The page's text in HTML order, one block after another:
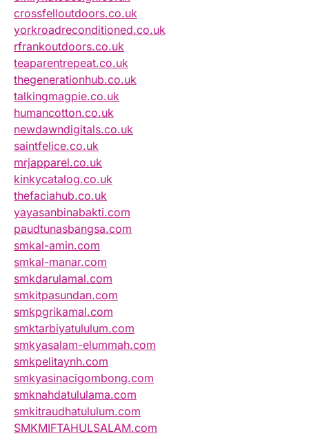
crossfelloutdoors.co.uk
yorkroadreconditioned.co.uk
rfrankoutdoors.co.uk
teaparentrepeat.co.uk
thegenerationhub.co.uk
talkingmagpie.co.uk
humancotton.co.uk
newdawndigitals.co.uk
saintfelice.co.uk
mrjapparel.co.uk
kinkycatalog.co.uk
thefaciahub.co.uk
yayasanbinabakti.com
paudtunasbangsa.com
smkal-amin.com
smkal-manar.com
smkdarulamal.com
smkitpasundan.com
smkpgrikamal.com
smktarbiyatululum.com
smkyasalam-elummah.com
smkpelitaynh.com
smkyasinacigombong.com
smknahdatululama.com
smkitraudhatululum.com
SMKMIFTAHULSALAM.com